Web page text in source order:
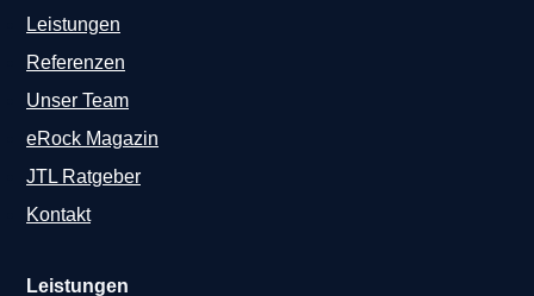
Leistungen
Referenzen
Unser Team
eRock Magazin
JTL Ratgeber
Kontakt
Leistungen